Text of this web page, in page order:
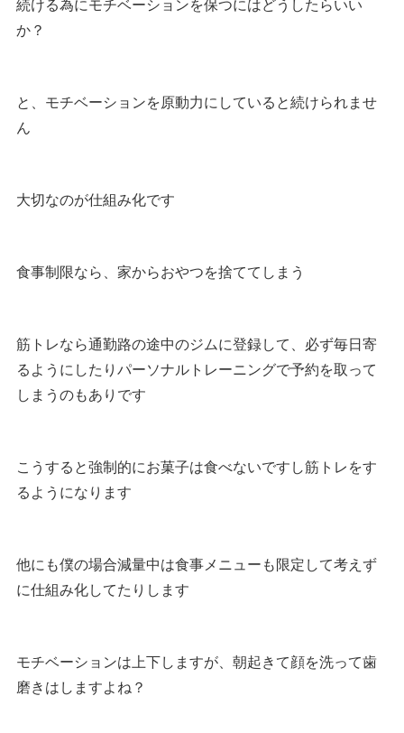
か？
と、モチベーションを原動力にしていると続けられませ
ん
大切なのが仕組み化です
食事制限なら、家からおやつを捨ててしまう
筋トレなら通勤路の途中のジムに登録して、必ず毎日寄
るようにしたりパーソナルトレーニングで予約を取って
しまうのもありです
こうすると強制的にお菓子は食べないですし筋トレをす
るようになります
他にも僕の場合減量中は食事メニューも限定して考えず
に仕組み化してたりします
モチベーションは上下しますが、朝起きて顔を洗って歯
磨きはしますよね？